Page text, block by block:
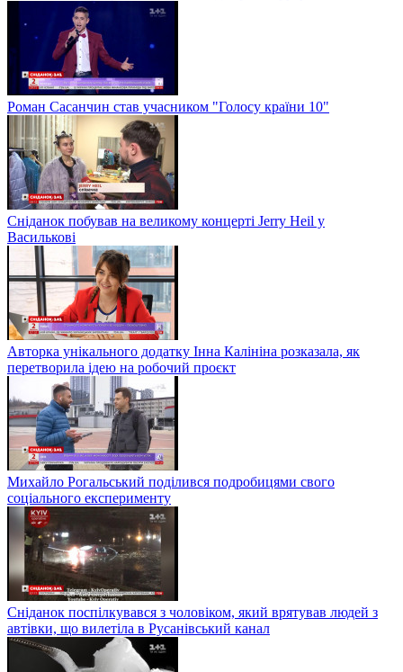
Роман Сасанчин став учасником "Голосу країни 10"
Сніданок побував на великому концерті Jerry Heil у
Василькові
Авторка унікального додатку Інна Калініна розказала, як
перетворила ідею на робочий проєкт
Михайло Рогальський поділився подробицями свого
соціального експерименту
Сніданок поспілкувався з чоловіком, який врятував людей з
автівки, що вилетіла в Русанівський канал